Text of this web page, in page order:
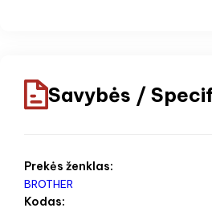
Savybės /
Prekės ženklas:
BROTHER
Kodas: